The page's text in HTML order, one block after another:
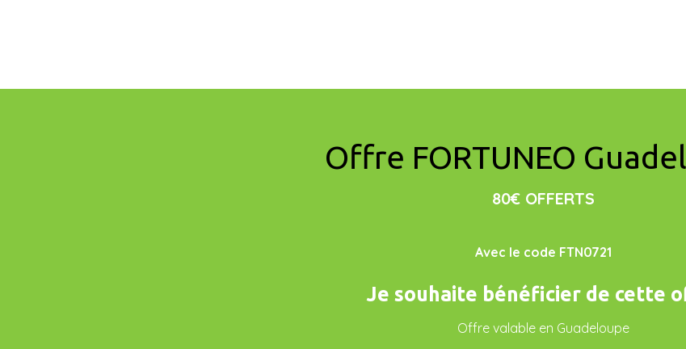
Offre FORTUNEO
80€ OFFERTS
Avec le code FTN0721
Je souhaite bénéficier de cette
Offre valable en Guadeloupe